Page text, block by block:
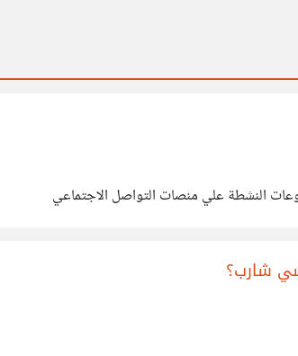
النشطة علي منصات التواصل الاجتماعي